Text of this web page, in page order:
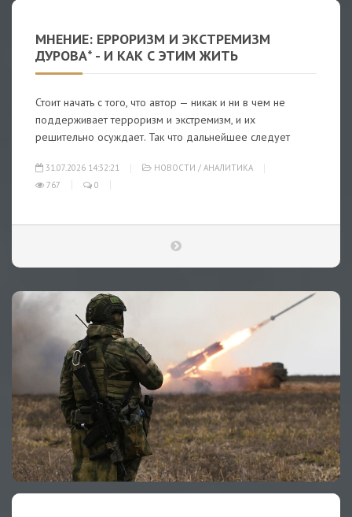
МНЕНИЕ: ЕРРОРИЗМ И ЭКСТРЕМИЗМ
ДУРОВА* - И КАК С ЭТИМ ЖИТЬ
Стоит начать с того, что автор — никак и ни в чем не
поддерживает терроризм и экстремизм, и их
решительно осуждает. Так что дальнейшее следует
31.07.2026 14:32:21 НОВОСТИ / АНАЛИТИКА
767
0